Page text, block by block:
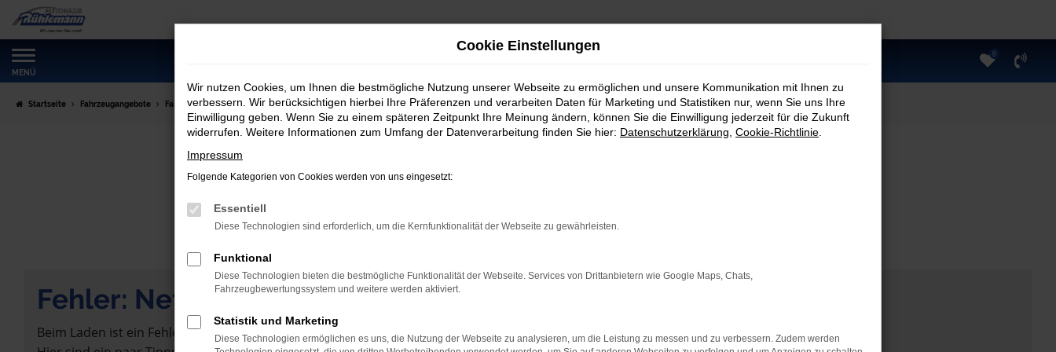
Zum
Hauptinhalt
springen
MENÜ
0
Startseite Fahrzeugangebote Fahrzeugmarkt
Fahrzeugmarkt
Fehler: Network Error
Beim Laden ist ein Fehler aufgetreten.
Cookie Einstellungen
Wir nutzen Cookies, um Ihnen die bestmögliche Nutzung unserer Webseite zu ermöglichen und unsere Kommunikation mit Ihnen zu
verbessern. Wir berücksichtigen hierbei Ihre Präferenzen und verarbeiten Daten für Marketing und Statistiken nur, wenn Sie uns Ihre
Einwilligung geben. Wenn Sie zu einem späteren Zeitpunkt Ihre Meinung ändern, können Sie die Einwilligung jederzeit für die Zukunft
widerrufen. Weitere Informationen zum Umfang der Datenverarbeitung finden Sie hier: Datenschutzerklärung Cookie-Richtlinie
Impressum
Folgende Kategorien von Cookies werden von uns eingesetzt:
Essentiell
Diese Technologien sind erforderlich, um die Kernfunktionalität der Webseite zu gewährleisten.
Funktional
Diese Technologien bieten die bestmögliche Funktionalität der Webseite. Services von Drittanbietern wie Google Maps, Chats,
Fahrzeugbewertungssystem und weitere werden aktiviert.
Statistik und Marketing
Diese Technologien ermöglichen es uns, die Nutzung der Webseite zu analysieren, um die Leistung zu messen und zu verbessern. Zudem werden